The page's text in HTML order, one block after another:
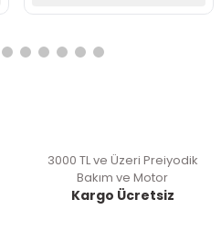
3000 TL ve Üzeri Preiyodik
Bakım ve Motor
Kargo Ücretsiz